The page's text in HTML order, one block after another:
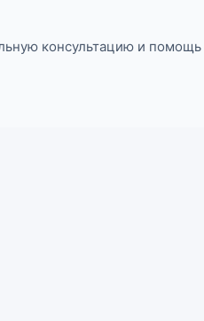
консультацию и